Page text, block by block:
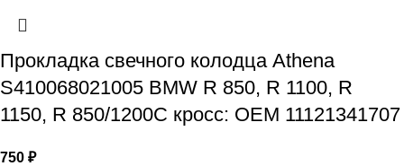
Прокладка свечного колодца Athena
S410068021005 BMW R 850, R 1100, R
1150, R 850/1200C кросс: OEM 11121341707
750 ₽